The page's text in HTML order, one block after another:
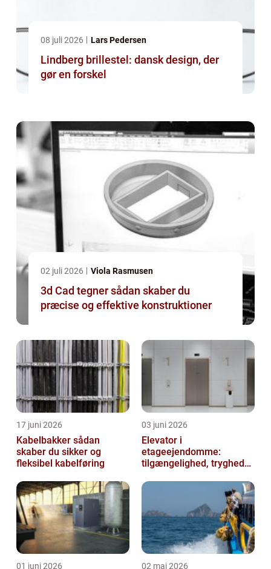
08 juli 2026 Lars Pedersen
Lindberg brillestel: dansk design, der
gør en forskel
02 juli 2026 Viola Rasmusen
3d Cad tegner sådan skaber du
præcise og effektive konstruktioner
17 juni 2026
Kabelbakker sådan
skaber du sikker og
fleksibel kabelføring
03 juni 2026
Elevator i
etageejendomme:
tilgængelighed, tryghed
01 juni 2026 02 maj 2026